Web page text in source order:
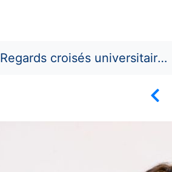
Regards croisés universitaires et syndicaux sur l’OIT : quelles ambitions pour ledeuxième centenaire ?